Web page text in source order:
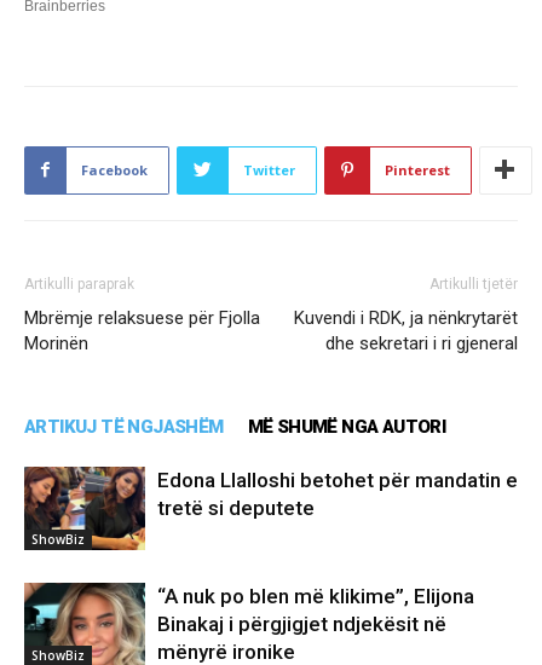
Facebook Twitter Pinterest
Artikulli paraprak
Mbrëmje relaksuese për Fjolla
Morinën
Artikulli tjetër
Kuvendi i RDK, ja nënkrytarët
dhe sekretari i ri gjeneral
ARTIKUJ TË NGJASHËM MË SHUMË NGA AUTORI
ShowBiz
Edona Llalloshi betohet për mandatin e
tretë si deputete
ShowBiz
“A nuk po blen më klikime”, Elijona
Binakaj i përgjigjet ndjekësit në
mënyrë ironike